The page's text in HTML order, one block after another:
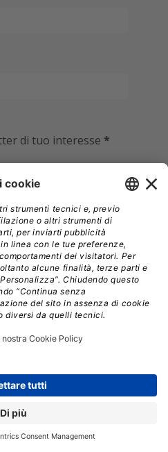
di tuo interesse *
della privacye
servizio